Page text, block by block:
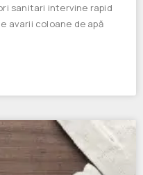
sanitari intervine rapid
avarii coloane de apă